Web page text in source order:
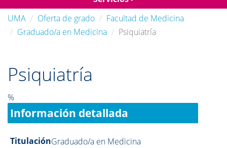
UMA
Oferta de grado
Facultad de Medicina
Graduado/a en Medicina
Psiquiatría
Psiquiatría
%
Información detallada
TitulaciónGraduado/a en Medicina